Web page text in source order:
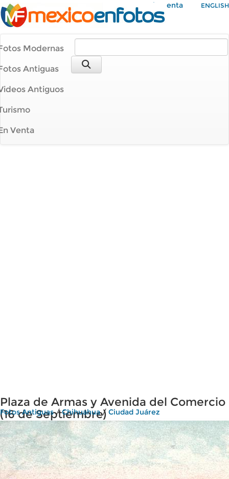
Mi Cuenta ENGLISH
Modernas
Antiguas
Antiguos
Venta
Plaza de Armas y Avenida del Comercio
(16 de Septiembre)
Fotos Antiguas/Chihuahua/ Ciudad Juárez